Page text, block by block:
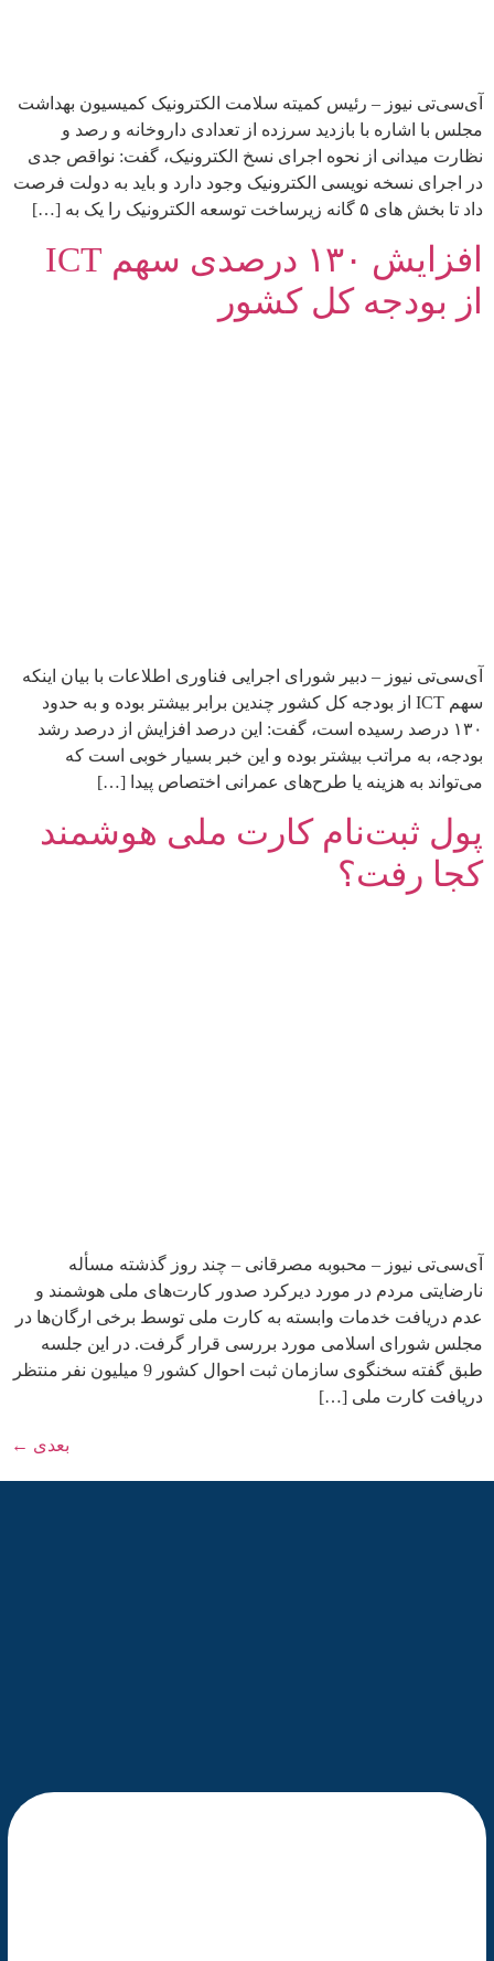
آی‌سی‌تی نیوز – رئیس کمیته سلامت الکترونیک کمیسیون بهداشت
مجلس با اشاره با بازدید سرزده از تعدادی داروخانه و رصد و
نظارت میدانی از نحوه اجرای نسخ الکترونیک، گفت: نواقص جدی
در اجرای نسخه نویسی الکترونیک وجود دارد و باید به دولت فرصت
داد تا بخش های ۵ گانه زیرساخت توسعه الکترونیک را یک به […]
افزایش ۱۳۰ درصدی سهم ICT
از بودجه کل کشور
آی‌سی‌تی نیوز – دبیر شورای اجرایی فناوری اطلاعات با بیان اینکه
سهم ICT از بودجه کل کشور چندین برابر بیشتر بوده و به حدود
۱۳۰ درصد رسیده است، گفت: این درصد افزایش از درصد رشد
بودجه، به مراتب بیشتر بوده و این خبر بسیار خوبی است که
می‌تواند به هزینه یا طرح‌های عمرانی اختصاص پیدا […]
پول ثبت‌نام کارت ملی هوشمند
کجا رفت؟
آی‌سی‌تی نیوز – محبوبه مصرقانی – چند روز گذشته مسأله
نارضایتی مردم در مورد دیرکرد صدور کارت‌های ملی هوشمند و
عدم دریافت خدمات وابسته به‌ کارت ملی توسط برخی ارگان‌ها در
مجلس شورای اسلامی مورد بررسی قرار گرفت. در این جلسه
طبق گفته سخنگوی سازمان ثبت احوال کشور 9 میلیون نفر منتظر
دریافت کارت ملی […]
بعدی ←